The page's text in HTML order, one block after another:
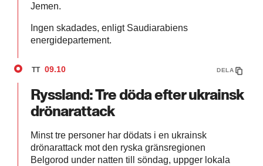
Jemen.
Ingen skadades, enligt Saudiarabiens
energidepartement.
TT 09.10 DELA
Ryssland: Tre döda efter ukrainsk
drönarattack
Minst tre personer har dödats i en ukrainsk
drönarattack mot den ryska gränsregionen
Belgorod under natten till söndag, uppger lokala